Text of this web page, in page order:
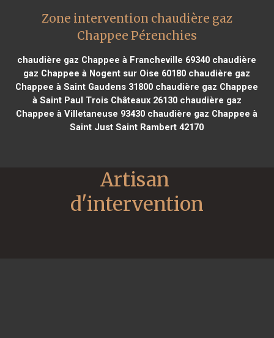
Zone intervention chaudière gaz
Chappee Pérenchies
chaudière gaz Chappee à Francheville 69340 chaudière
gaz Chappee à Nogent sur Oise 60180 chaudière gaz
Chappee à Saint Gaudens 31800 chaudière gaz Chappee
à Saint Paul Trois Châteaux 26130chaudière gaz
Chappee à Villetaneuse 93430 chaudière gaz Chappee à
Saint Just Saint Rambert 42170
Artisan
d'intervention